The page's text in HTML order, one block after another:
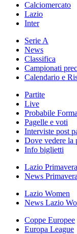
Calciomercato
Lazio
Inter
Serie A
News
Classifica
Campionati
Calendario e
Partite
Live
Probabile
Pagelle e voti
Interviste post
Dove vedere la
Info biglietti
Lazio Primavera
News Primavera
Lazio Women
News Lazio
Coppe Europee
Europa League